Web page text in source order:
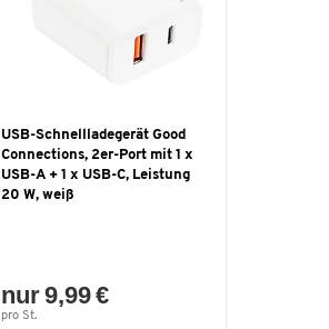
USB-Schnellladegerät Good
Connections, 2er-Port mit 1 x
USB-A + 1 x USB-C, Leistung
20 W, weiß
nur 9,99 €
pro St.